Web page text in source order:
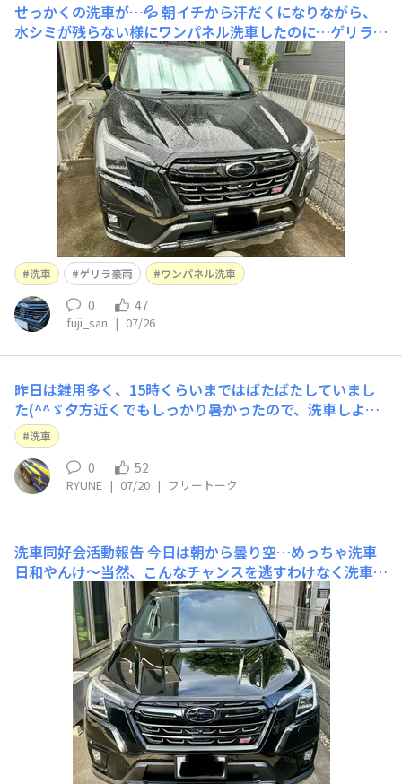
せっかくの洗車が…💦朝イチから汗だくになりながら、
水シミが残らない様にワンパネル洗車したのに…ゲリラ豪
雨☔️全てリセットです😓
洗車 ゲリラ豪雨 ワンパネル洗車
0 47
fuji_san | 07/26
昨日は雑用多く、15時くらいまではばたばたしていまし
た(^^ゞ夕方近くでもしっかり暑かったので、洗車しよう
と思い準備。嫁さんのヴェルファイアが泥だらけだったの
で、先に洗車をしました…もう、汗だくで…この後、夕食
を作らないといけないと思ったら、トレイルシーカーの洗
車は断念しました(笑)本日も出勤なので
洗車
0 52
RYUNE | 07/20 | フリートーク
洗車同好会活動報告今日は朝から曇り空…めっちゃ洗車
日和やんけ〜当然、こんなチャンスを逃すわけなく洗車チ
ャンス‼️日差しが差し込んだ写真になっているのは、朝イ
チに洗車したあと買い物に出掛けて、写真を撮り忘れたか